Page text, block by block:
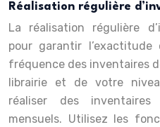
Réalisation régulière
La réalisation régulière
pour garantir
fréquence des inventaires
librairie et de votre
réaliser des
mensuels. Utilisez les